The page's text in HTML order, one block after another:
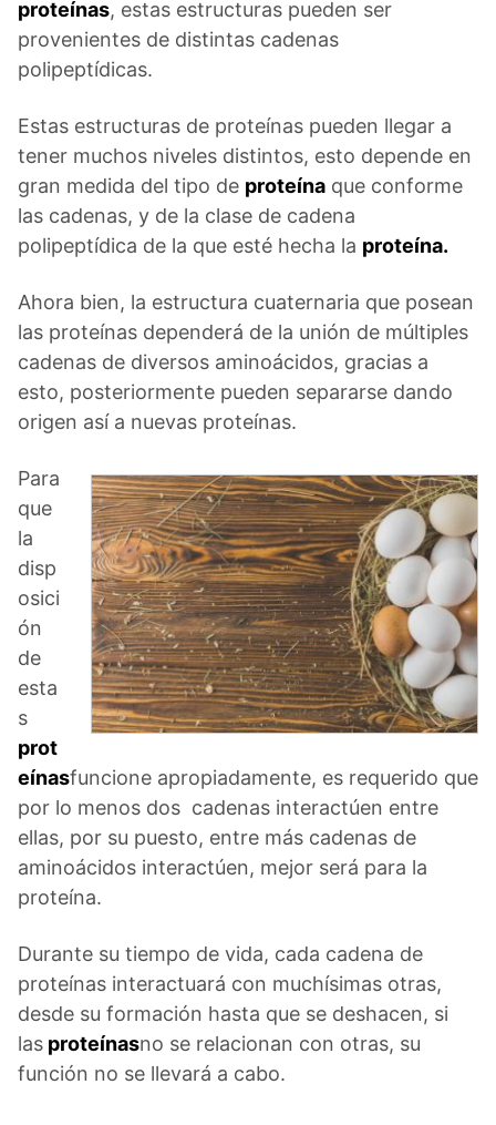
proteínas, estas estructuras pueden ser
provenientes de distintas cadenas
polipeptídicas.
Estas estructuras de proteínas pueden llegar a
tener muchos niveles distintos, esto depende en
gran medida del tipo de proteína que conforme
las cadenas, y de la clase de cadena
polipeptídica de la que esté hecha la proteína.
Ahora bien, la estructura cuaternaria que posean
las proteínas dependerá de la unión de múltiples
cadenas de diversos aminoácidos, gracias a
esto, posteriormente pueden separarse dando
origen así a nuevas proteínas.
Para
que
la
disp
osici
ón
de
esta
s
prot
eínasfuncione apropiadamente, es requerido que
por lo menos dos cadenas interactúen entre
ellas, por su puesto, entre más cadenas de
aminoácidos interactúen, mejor será para la
proteína.
Durante su tiempo de vida, cada cadena de
proteínas interactuará con muchísimas otras,
desde su formación hasta que se deshacen, si
las proteínasno se relacionan con otras, su
función no se llevará a cabo.